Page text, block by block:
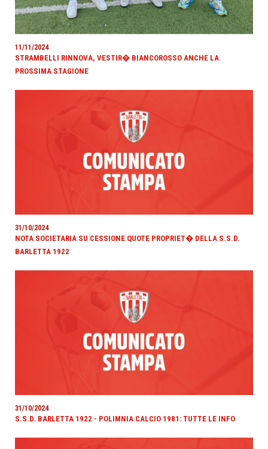
11/11/2024
STRAMBELLI RINNOVA, VESTIR� BIANCOROSSO ANCHE LA
PROSSIMA STAGIONE
31/10/2024
NOTA SOCIETARIA SU CESSIONE QUOTE PROPRIET� DELLA S.S.D.
BARLETTA 1922
31/10/2024
S.S.D. BARLETTA 1922 - POLIMNIA CALCIO 1981: TUTTE LE INFO